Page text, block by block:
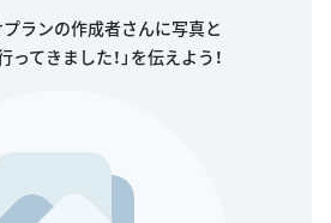
ランの作成者さんに写真と
ってきました！」を伝えよう！